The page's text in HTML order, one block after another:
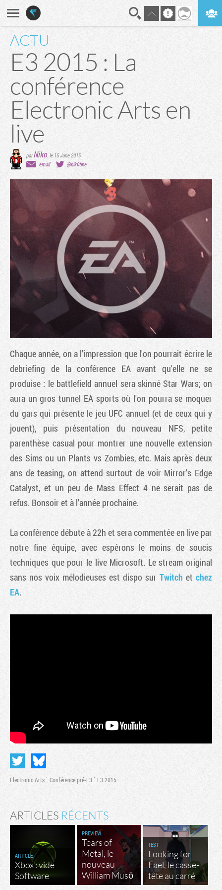
ACTU
E3 2015 : La
conférence
Electronic Arts en
live
parNiko,le 15 June 2015
email
@nik0tine
Chaque année, on a l'impression que l'on pourrait écrire le
debriefing de la conférence EA avant qu'elle ne se
produise : le battlefield annuel sera skinné Star Wars; on
aura un gros tunnel EA sports où l'on pourra se moquer
du gars qui présente le jeu UFC annuel (et de ceux qui y
jouent), puis présentation du nouveau NFS, petite
parenthèse casual pour montrer une nouvelle extension
des Sims ou un Plants vs Zombies, etc. Mais après deux
ans de teasing, on attend surtout de voir Mirror's Edge
Catalyst, et un peu de Mass Effect 4 ne serait pas de
refus. Bonsoir et à l'année prochaine.
La conférence débute à 22h et sera commentée en live par
notre fine équipe, avec espérons le moins de soucis
techniques que pour le live Microsoft. Le stream original
sans nos voix mélodieuses est dispo sur Twitch et chez
EA.
Electronic Arts Conférence pré-E3 E3 2015
ARTICLES RÉCENTS
ARTICLE
Xbox : vide
Software
PREVIEW
Tears of
Metal, le
nouveau
William Musō
TEST
Looking for
Fael, le casse-
tête au carré
Tribune